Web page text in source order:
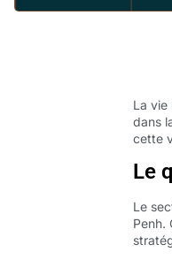
La vie
dans
cette
Le
Le
Penh.